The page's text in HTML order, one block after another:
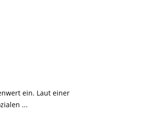
ein. Laut einer